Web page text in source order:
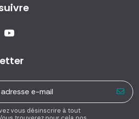
vous désinscrire à tout